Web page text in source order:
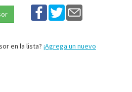
en la lista? ¡Agrega un nuevo